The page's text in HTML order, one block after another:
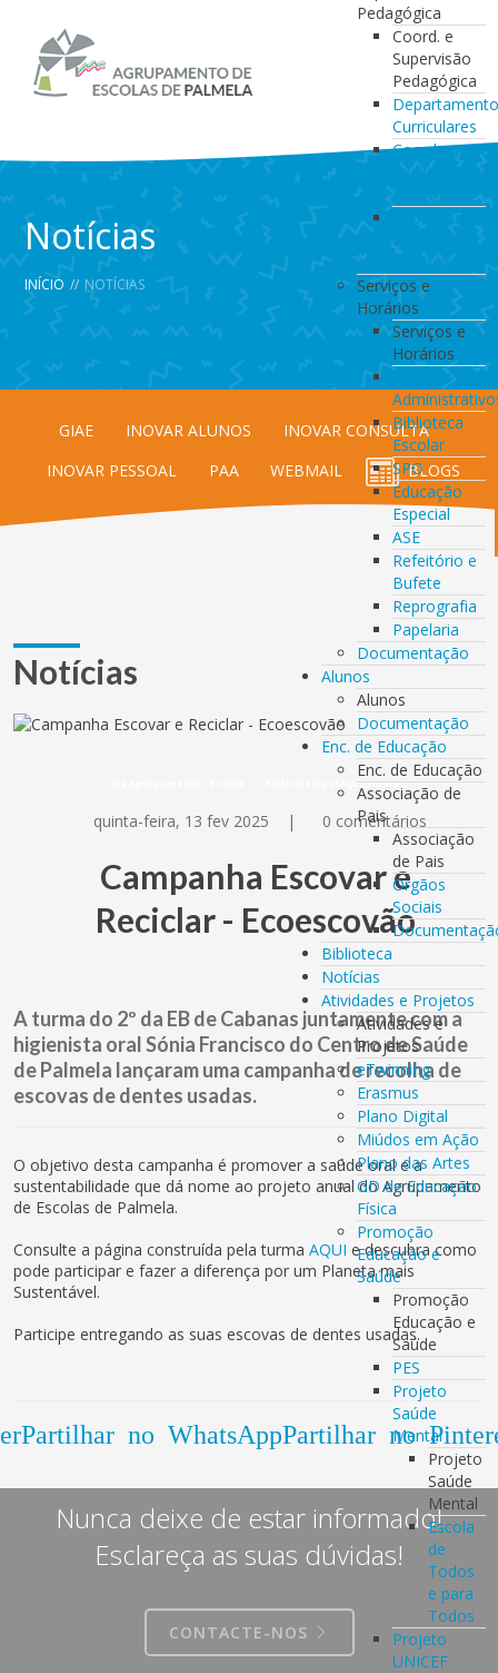
Pedagógica
Coord. e
Supervisão
Pedagógica
Curriculares
Coordenação
da Direção
de Turma
Coordenação
de
Serviços e
Horários
Serviços e
Horários
Serviços
Biblioteca
Escolar
SPO
Educação
Especial
ASE
Refeitório e
Bufete
Reprografia
Papelaria
Documentação
Alunos
Alunos
Documentação
Enc. de Educação
Enc. de Educação
Associação de
Pais
Associação
de Pais
Orgãos
Sociais
Biblioteca
Notícias
Atividades e Projetos
Atividades e
Projetos
eTwinning
Erasmus
Plano Digital
Miúdos em Ação
Plano das Artes
GD de Educação
Física
Promoção
Educação e
Saúde
Promoção
Educação e
Saúde
PES
Projeto
Saúde
Mental
Projeto
Saúde
Mental
Escola
de
Todos
e para
Todos
Projeto
UNICEF
Notícias
INÍCIO // NOTÍCIAS
GIAE INOVAR ALUNOS
INOVAR CONSULTA
INOVAR PESSOAL
PAA WEBMAIL BLOGS
Notícias
Notícias Destaque Home
quinta-feira, 13 fev 2025 | 0 comentários
Campanha Escovar e
Reciclar - Ecoescovão
A turma do 2º da EB de Cabanas juntamente com a
higienista oral Sónia Francisco do Centro de Saúde
de Palmela lançaram uma campanha de recolha de
escovas de dentes usadas.
O objetivo desta campanha é promover a saúde oral e a
sustentabilidade que dá nome ao projeto anual do Agrupamento
de Escolas de Palmela.
Consulte a página construída pela turma AQUI e descubra como
pode participar e fazer a diferença por um Planeta mais
Sustentável.
Participe entregando as suas escovas de dentes usadas.
Partilhar no WhatsAppPartilhar no
Nunca deixe de estar informado!
Esclareça as suas dúvidas!
CONTACTE-NOS